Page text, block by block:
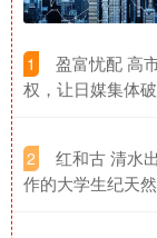
1
盈富忧配 高
权，让日媒集体
2
红和古 清水
作的大学生纪天